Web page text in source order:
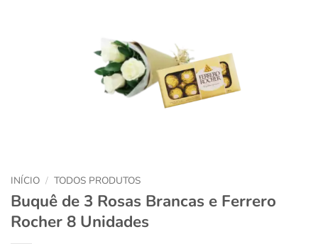
INÍCIO / TODOS PRODUTOS
Buquê de 3 Rosas Brancas e Ferrero
Rocher 8 Unidades